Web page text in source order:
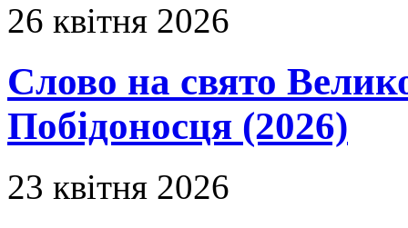
26 квітня 2026
Слово на свято
Побідоносця (2026)
23 квітня 2026